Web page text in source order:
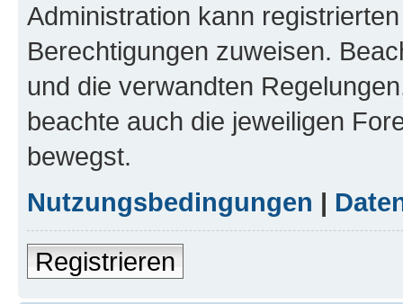
Administration kann
Berechtigungen zuweisen.
und die verwandten
beachte auch die jeweiligen
bewegst.
Nutzungsbedingungen |
Registrieren